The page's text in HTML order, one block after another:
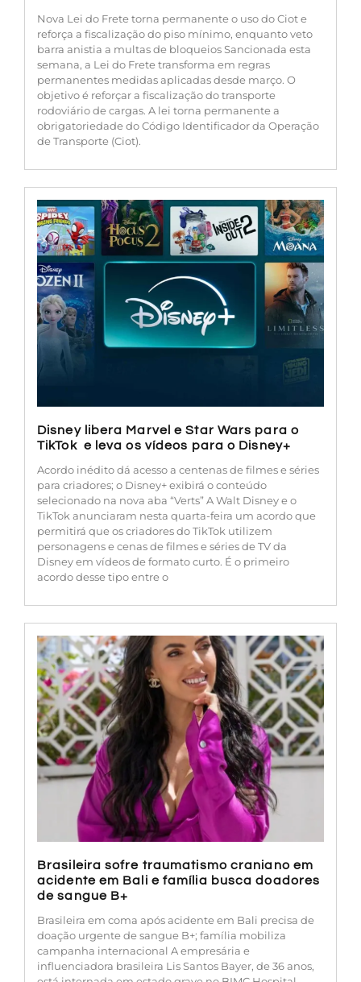
Nova Lei do Frete torna permanente o uso do Ciot e
reforça a fiscalização do piso mínimo, enquanto veto
barra anistia a multas de bloqueios Sancionada esta
semana, a Lei do Frete transforma em regras
permanentes medidas aplicadas desde março. O
objetivo é reforçar a fiscalização do transporte
rodoviário de cargas. A lei torna permanente a
obrigatoriedade do Código Identificador da Operação
de Transporte (Ciot).
Disney libera Marvel e Star Wars para o
TikTok e leva os vídeos para o Disney+
Acordo inédito dá acesso a centenas de filmes e séries
para criadores; o Disney+ exibirá o conteúdo
selecionado na nova aba “Verts” A Walt Disney e o
TikTok anunciaram nesta quarta-feira um acordo que
permitirá que os criadores do TikTok utilizem
personagens e cenas de filmes e séries de TV da
Disney em vídeos de formato curto. É o primeiro
acordo desse tipo entre o
Brasileira sofre traumatismo craniano em
acidente em Bali e família busca doadores
de sangue B+
Brasileira em coma após acidente em Bali precisa de
doação urgente de sangue B+; família mobiliza
campanha internacional A empresária e
influenciadora brasileira Lis Santos Bayer, de 36 anos,